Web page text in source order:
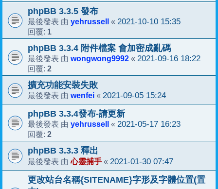
phpBB 3.3.5 發布
最後發表 由 yehrussell « 2021-10-10 15:35
回覆: 1
phpBB 3.3.4 附件檔案 會加密成亂碼
最後發表 由 wongwong9992 « 2021-09-16 18:22
回覆: 2
擴充功能安裝失敗
最後發表 由 wenfei « 2021-09-05 15:24
phpBB 3.3.4發布-請更新
最後發表 由 yehrussell « 2021-05-17 16:23
回覆: 2
phpBB 3.3.3 釋出
最後發表 由心靈捕手 « 2021-01-30 07:47
更改站台名稱{SITENAME}字形及字體位置(置